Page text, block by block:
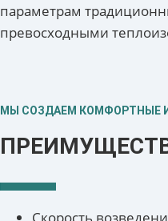
параметрам
превосходными
МЫ СОЗДАЕМ КОМФОРТНЫЕ